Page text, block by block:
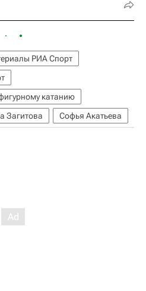
РИА Спорт
катанию
Загитова Софья Акатьева